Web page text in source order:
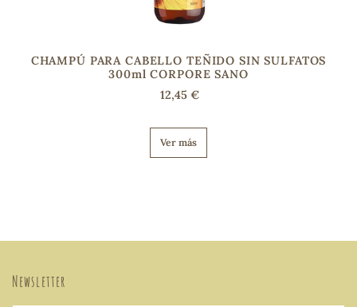
CHAMPÚ PARA CABELLO TEÑIDO SIN SULFATOS
300ml CORPORE SANO
12,45 €
Ver más
Newsletter